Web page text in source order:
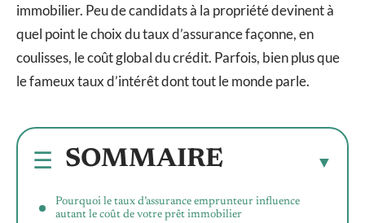
immobilier. Peu de candidats à la propriété devinent à
quel point le choix du taux d’assurance façonne, en
coulisses, le coût global du crédit. Parfois, bien plus que
le fameux taux d’intérêt dont tout le monde parle.
SOMMAIRE
Pourquoi le taux d’assurance emprunteur influence
autant le coût de votre prêt immobilier